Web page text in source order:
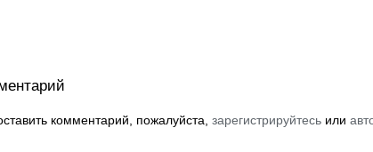
комментарий, пожалуйста, зарегистрируйтесь или